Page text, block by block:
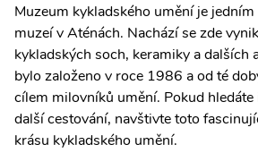
Muzeum kykladského umění je
muzeí v Aténách. Nachází se zde
kykladských soch, keramiky a dalších
bylo založeno v roce 1986 a od té
cílem milovníků umění. Pokud
další cestování, navštivte toto
krásu kykladského umění.